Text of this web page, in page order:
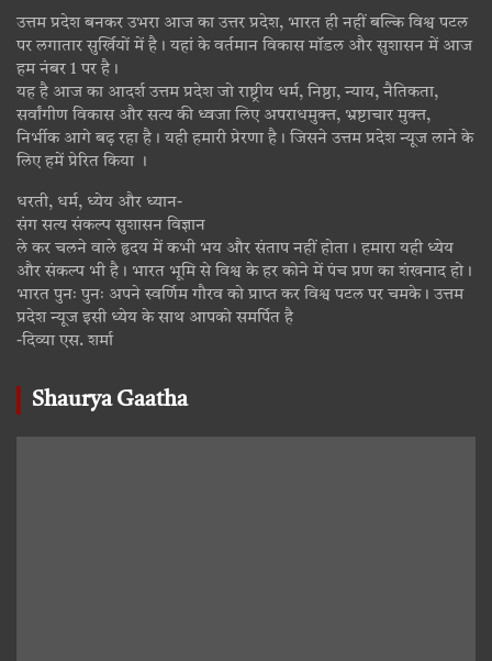
उत्तम प्रदेश बनकर उभरा आज का उत्तर प्रदेश, भारत ही नहीं बल्कि विश्व पटल
पर लगातार सुर्खियों में है। यहां के वर्तमान विकास मॉडल और सुशासन में आज
हम नंबर 1 पर है।
यह है आज का आदर्श उत्तम प्रदेश जो राष्ट्रीय धर्म, निष्ठा, न्याय, नैतिकता,
सर्वांगीण विकास और सत्य की ध्वजा लिए अपराधमुक्त, भ्रष्टाचार मुक्त,
निर्भीक आगे बढ़ रहा है। यही हमारी प्रेरणा है। जिसने उत्तम प्रदेश न्यूज लाने के
लिए हमें प्रेरित किया ।
धरती, धर्म, ध्येय और ध्यान-
संग सत्य संकल्प सुशासन विज्ञान
ले कर चलने वाले हृदय में कभी भय और संताप नहीं होता। हमारा यही ध्येय
और संकल्प भी है। भारत भूमि से विश्व के हर कोने में पंच प्रण का शंखनाद हो।
भारत पुनः पुनः अपने स्वर्णिम गौरव को प्राप्त कर विश्व पटल पर चमके। उत्तम
प्रदेश न्यूज इसी ध्येय के साथ आपको समर्पित है
-दिव्या एस. शर्मा
Shaurya Gaatha